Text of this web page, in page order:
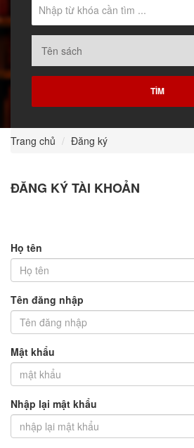
Trang chủ Đăng ký
ĐĂNG KÝ TÀI KHOẢN
Họ tên
Tên đăng nhập
Mật khẩu
Nhập lại mật khẩu